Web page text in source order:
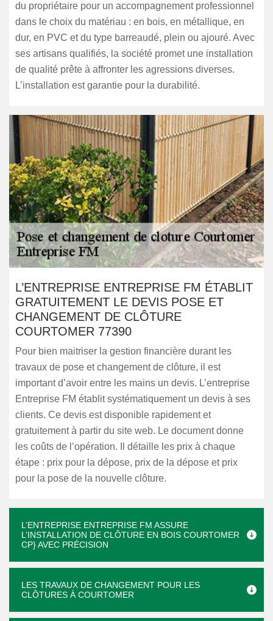
du propriétaire pour un accompagnement professionnel
dans le choix du matériau : en bois, en métallique, en
dur, en PVC et du type barreaudé, plein ou ajouré. Avec
ses artisans qualifiés, la société promet une installation
de qualité prête à affronter les agressions diverses.
L’installation est garantie pour la durabilité.
L’ENTREPRISE ENTREPRISE FM ÉTABLIT
GRATUITEMENT LE DEVIS POSE ET
CHANGEMENT DE CLÔTURE
COURTOMER 77390
Pour bien maitriser la gestion financière durant les
travaux de pose et changement de clôture, il est
important d’avoir entre les mains un devis. L’entreprise
Entreprise FM établit systématiquement un devis à ses
clients. Ce devis est disponible rapidement et
gratuitement à partir du site web. Le document donne
les coûts de l’opération. Il détaille les prix à chaque
étape : prix pour la dépose, prix de la dépose et prix
pour la pose de la nouvelle clôture.
L’ENTREPRISE ENTREPRISE FM ASSURE
L’INSTALLATION DE CLÔTURE EN BOIS COURTOMER
CP} AVEC PRÉCISION
LES TRAVAUX DE CHANGEMENT POUR LES
CLÔTURES À COURTOMER